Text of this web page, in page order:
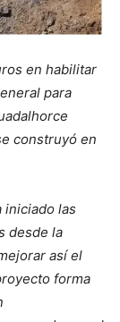
en habilitar
para
construyó en
iniciado las
desde la
así el
forma